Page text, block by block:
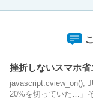
挫折しないスマホ省
javascript:cview_on();
20%を切っていた…」